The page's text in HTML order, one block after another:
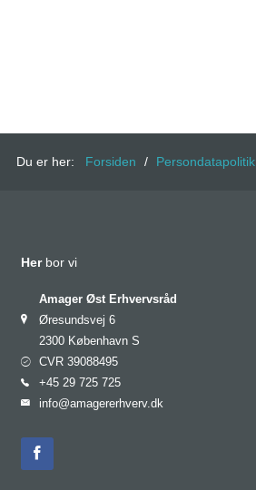
Du er her: Forsiden / Persondatapolitik
Her bor vi
Amager Øst Erhvervsråd
Øresundsvej 6
2300 København S
CVR 39088495
+45 29 725 725
info@amagererhverv.dk